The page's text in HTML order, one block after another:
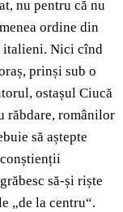
nu pentru că nu
ordine din
italieni. Nici cînd
prinși sub o
ostașul Ciucă
răbdare, românilor
să aștepte
să-și riște
„de la centru“.